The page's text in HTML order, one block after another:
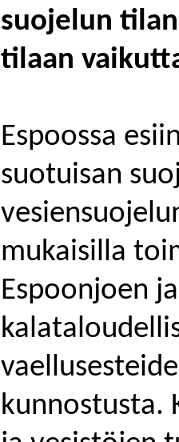
suojelun
tilaan
Espoossa
suotuisan
mukaisilla
Espoonjoen
kunnostusta.